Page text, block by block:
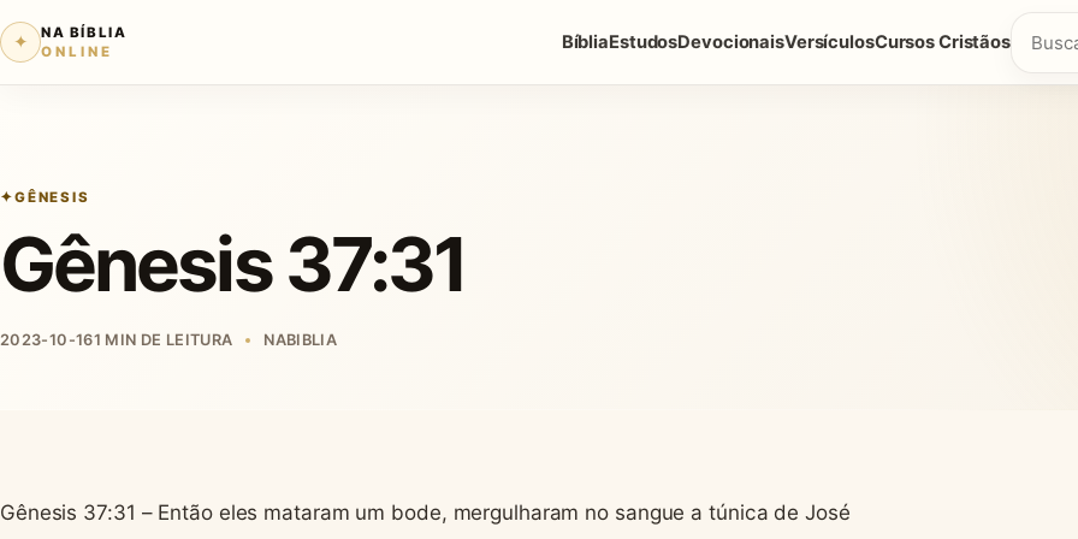
✦
NA BÍBLIA
ONLINE
BíbliaEstudosDevocionaisVersículosCursos Cristãos
GÊNESIS
Gênesis 37:31
2023-10-161 MIN DE LEITURA NABIBLIA
Gênesis 37:31 – Então eles mataram um bode, mergulharam no sangue a túnica de José